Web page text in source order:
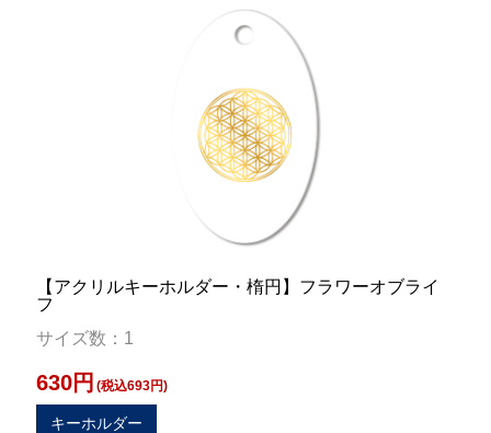
【アクリルキーホルダー・楕円】フラワーオブライ
フ
サイズ数：1
630円 (税込693円)
キーホルダー